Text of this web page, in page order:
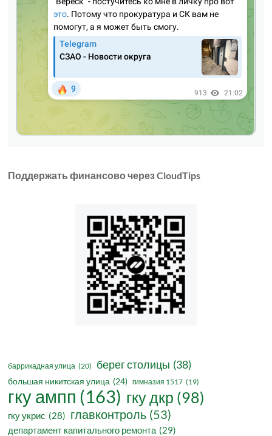
Поддержать финансово через CloudTips
баррикадная улица (20) берег столицы (38)
большая никитская улица (24) гимназия 1517 (19)
гку ампп (163) гку дкр (98)
гку укрис (28) главконтроль (53)
департамент капитального ремонта (29)